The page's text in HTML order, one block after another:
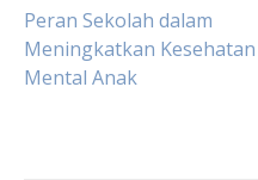
Post
navigation
Peran Sekolah dalam
Meningkatkan Kesehatan
Mental Anak